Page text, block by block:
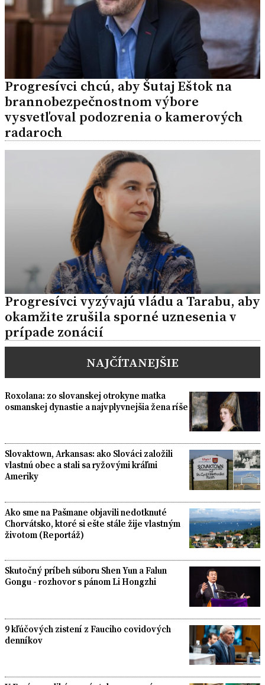
Progresívci chcú, aby Šutaj Eštok na
brannobezpečnostnom výbore
vysvetľoval podozrenia o kamerových
radaroch
Progresívci vyzývajú vládu a Tarabu, aby
okamžite zrušila sporné uznesenia v
prípade zonácií
NAJČÍTANEJŠIE
Roxolana: zo slovanskej otrokyne matka
osmanskej dynastie a najvplyvnejšia žena ríše
Slovaktown, Arkansas: ako Slováci založili
vlastnú obec a stali sa ryžovými kráľmi
Ameriky
Ako sme na Pašmane objavili nedotknuté
Chorvátsko, ktoré si ešte stále žije vlastným
životom (Reportáž)
Skutočný príbeh súboru Shen Yun a Falun
Gongu - rozhovor s pánom Li Hongzhi
9 kľúčových zistení z Fauciho covidových
denníkov